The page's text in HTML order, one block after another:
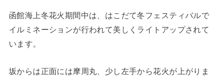
函館海上冬花火期間中は、はこだて冬フェスティバルで
イルミネーションが行われて美しくライトアップされて
います。
坂からは正面には摩周丸、少し左手から花火が上がりま